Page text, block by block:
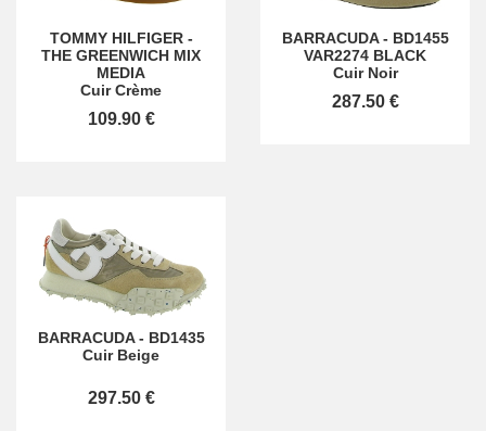
TOMMY HILFIGER-
THE GREENWICH MIX
MEDIA
Cuir Crème
109.90 €
BARRACUDA- BD1455
VAR2274 BLACK
Cuir Noir
287.50 €
BARRACUDA- BD1435
Cuir Beige
297.50 €